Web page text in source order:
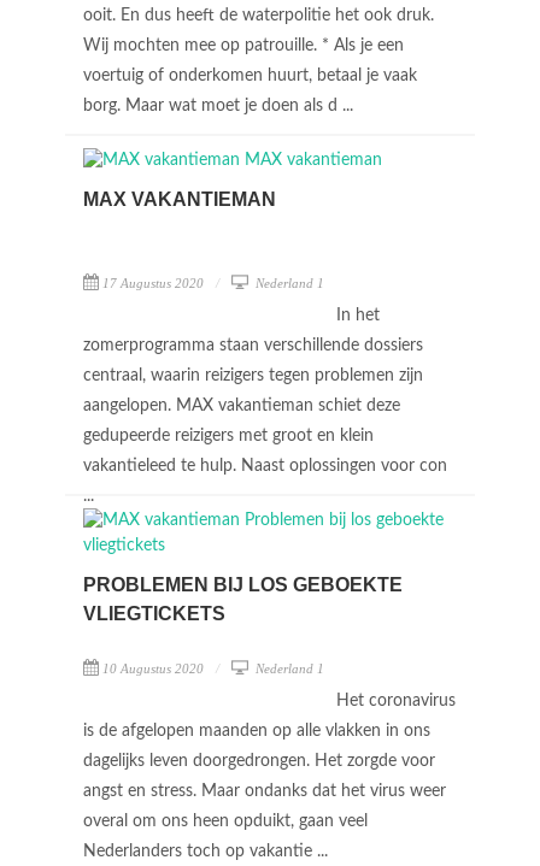
ooit. En dus heeft de waterpolitie het ook druk.
Wij mochten mee op patrouille. * Als je een
voertuig of onderkomen huurt, betaal je vaak
borg. Maar wat moet je doen als d ...
MAX VAKANTIEMAN
17 Augustus 2020 Nederland 1
In het
zomerprogramma staan verschillende dossiers
centraal, waarin reizigers tegen problemen zijn
aangelopen. MAX vakantieman schiet deze
gedupeerde reizigers met groot en klein
vakantieleed te hulp. Naast oplossingen voor con
...
PROBLEMEN BIJ LOS GEBOEKTE
VLIEGTICKETS
10 Augustus 2020 Nederland 1
Het coronavirus
is de afgelopen maanden op alle vlakken in ons
dagelijks leven doorgedrongen. Het zorgde voor
angst en stress. Maar ondanks dat het virus weer
overal om ons heen opduikt, gaan veel
Nederlanders toch op vakantie ...